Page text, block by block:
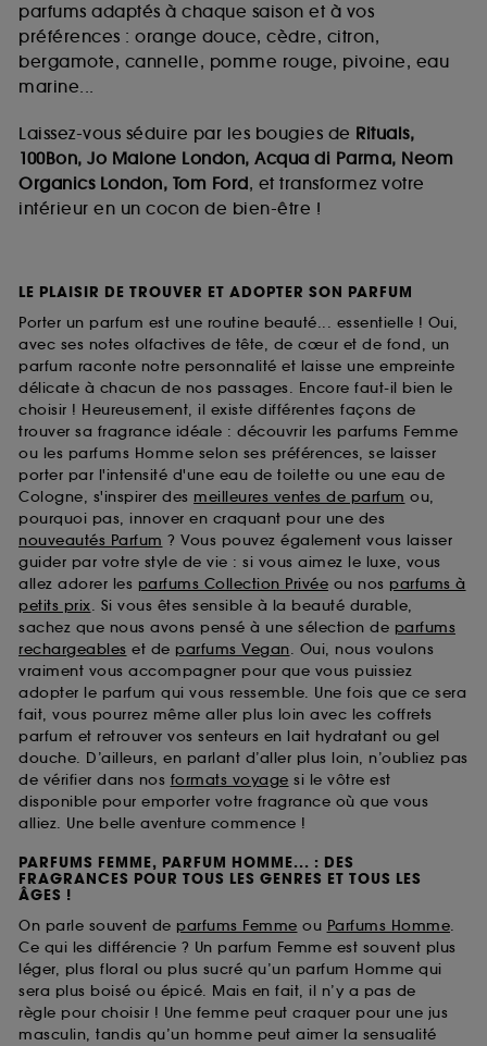
parfums adaptés à chaque saison et à vos
préférences : orange douce, cèdre, citron,
bergamote, cannelle, pomme rouge, pivoine, eau
marine...
Laissez-vous séduire par les bougies de Rituals,
100Bon, Jo Malone London, Acqua di Parma, Neom
Organics London, Tom Ford, et transformez votre
intérieur en un cocon de bien-être !
LE PLAISIR DE TROUVER ET ADOPTER SON PARFUM
Porter un parfum est une routine beauté... essentielle ! Oui,
avec ses notes olfactives de tête, de cœur et de fond, un
parfum raconte notre personnalité et laisse une empreinte
délicate à chacun de nos passages. Encore faut-il bien le
choisir ! Heureusement, il existe différentes façons de
trouver sa fragrance idéale : découvrir les parfums Femme
ou les parfums Homme selon ses préférences, se laisser
porter par l'intensité d'une eau de toilette ou une eau de
Cologne, s'inspirer des meilleures ventes de parfum ou,
pourquoi pas, innover en craquant pour une des
nouveautés Parfum ? Vous pouvez également vous laisser
guider par votre style de vie : si vous aimez le luxe, vous
allez adorer les parfums Collection Privée ou nos parfums à
petits prix. Si vous êtes sensible à la beauté durable,
sachez que nous avons pensé à une sélection de parfums
rechargeables et de parfums Vegan. Oui, nous voulons
vraiment vous accompagner pour que vous puissiez
adopter le parfum qui vous ressemble. Une fois que ce sera
fait, vous pourrez même aller plus loin avec les coffrets
parfum et retrouver vos senteurs en lait hydratant ou gel
douche. D’ailleurs, en parlant d’aller plus loin, n’oubliez pas
de vérifier dans nos formats voyage si le vôtre est
disponible pour emporter votre fragrance où que vous
alliez. Une belle aventure commence !
PARFUMS FEMME, PARFUM HOMME... : DES
FRAGRANCES POUR TOUS LES GENRES ET TOUS LES
ÂGES !
On parle souvent de parfums Femme ou Parfums Homme.
Ce qui les différencie ? Un parfum Femme est souvent plus
léger, plus floral ou plus sucré qu’un parfum Homme qui
sera plus boisé ou épicé. Mais en fait, il n’y a pas de
règle pour choisir ! Une femme peut craquer pour une jus
masculin, tandis qu’un homme peut aimer la sensualité